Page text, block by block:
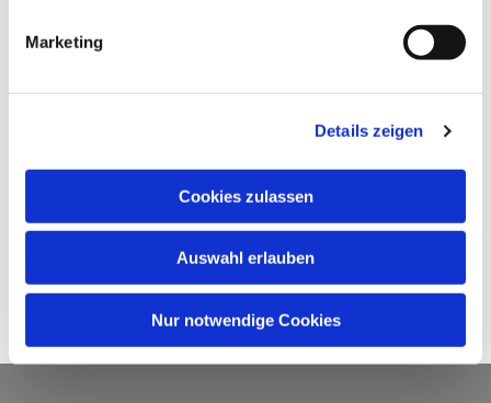
Marketing
Details zeigen
Cookies zulassen
Auswahl erlauben
Nur notwendige Cookies